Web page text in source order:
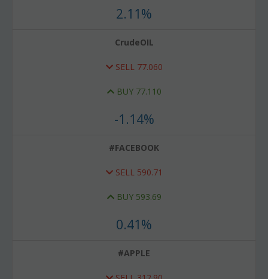
2.11%
CrudeOIL
SELL 77.060
BUY 77.110
-1.14%
#FACEBOOK
SELL 590.71
BUY 593.69
0.41%
#APPLE